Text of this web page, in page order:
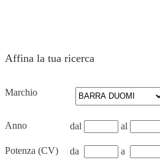
Affina la tua ricerca
Marchio
Anno dal al
Potenza (CV) da a